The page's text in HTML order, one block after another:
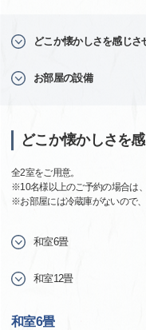
どこか懐かしさを感じさ
お部屋の設備
どこか懐かしさを
全2室をご用意。
※10名様以上のご予約の場合は
※お部屋には冷蔵庫がないので
和室6畳
和室12畳
和室6畳